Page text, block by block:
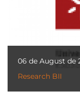
06 de August de
Research BII